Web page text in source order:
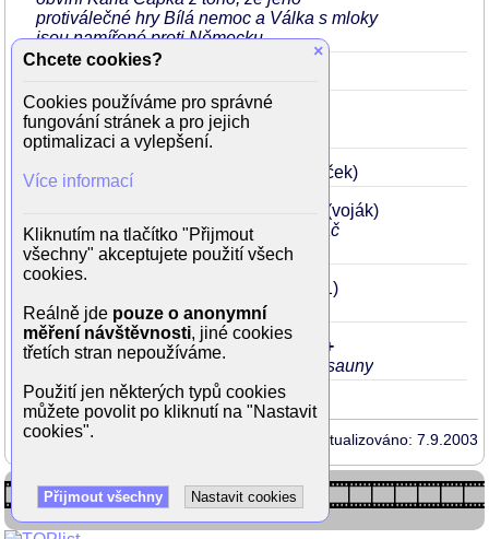
protiválečné hry Bílá nemoc a Válka s mloky
jsou namířené proti Německu
Jak básníkům chutná život1987
(Kendy)
Bylo nás šest 1986 (Honza Špaček)
(voják)
ve 2. díle (Šobri Jožka) jede jako hlídač
vozu s penězi
21
(Kendy)
Jak svět přichází o básníky
Lots+
('Kendy' Marek) vybíhá nahý ze sauny
Aktualizováno: 7.9.2003
×
Chcete cookies?
Cookies používáme pro správné
fungování stránek a pro jejich
optimalizaci a vylepšení.
Více informací
Kliknutím na tlačítko "Přijmout
všechny" akceptujete použití všech
cookies.
Reálně jde pouze o anonymní
měření návštěvnosti, jiné cookies
třetích stran nepoužíváme.
Použití jen některých typů cookies
můžete povolit po kliknutí na "Nastavit
cookies".
Přijmout všechny Nastavit cookies